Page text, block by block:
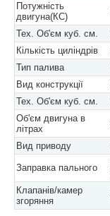
Потужність
двигуна(КС)
Тех. Об'єм куб. см.
Кількість циліндрів
Тип палива
Вид конструкції
Тех. Об'єм куб. см.
Об'єм двигуна в
літрах
Вид приводу
Заправка пального
Клапанів/камер
згоряння